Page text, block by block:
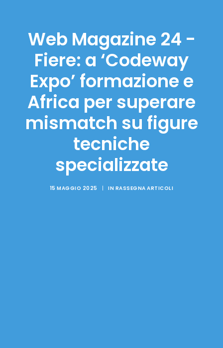
Web Magazine 24 -
Fiere: a ‘Codeway
Expo’ formazione e
Africa per superare
mismatch su figure
tecniche
specializzate
15 MAGGIO 2025 | IN RASSEGNA ARTICOLI